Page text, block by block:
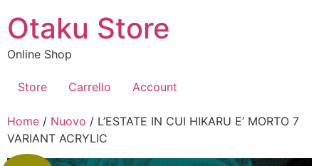
contenuto
Otaku Store
Online Shop
Store Carrello Account
Home / Nuovo / L’ESTATE IN CUI HIKARU E’ MORTO 7
VARIANT ACRYLIC